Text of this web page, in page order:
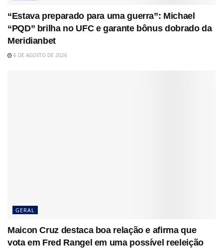
“Estava preparado para uma guerra”: Michael
“PQD” brilha no UFC e garante bônus dobrado da
Meridianbet
6 DE AGOSTO DE 2026
GERAL
Maicon Cruz destaca boa relação e afirma que
vota em Fred Rangel em uma possível reeleição